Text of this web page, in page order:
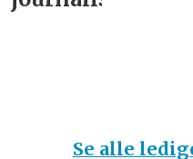
Se alle